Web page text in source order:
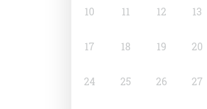
10 11 12 13
17 18 19 20
24 25 26 27